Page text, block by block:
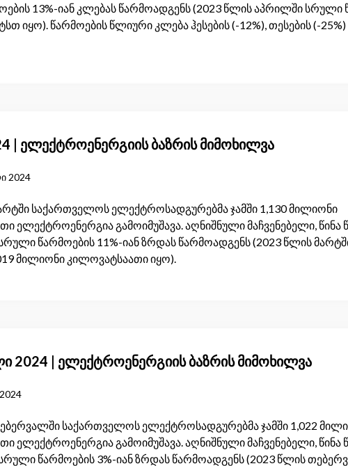
13%-იან კლებას წარმოადგენს (2023 წლის აპრილში სრული
იყო). წარმოების წლიური კლება ჰესების (-12%), თესების (-
| ელექტროენერგიის ბაზრის მიმოხილვა
2024
საქართველოს ელექტროსადგურებმა ჯამში 1,130 მილიონი
ელექტროენერგია გამოიმუშავა. აღნიშნული მაჩვენებელი, წინა
წარმოების 11%-იან ზრდას წარმოადგენს (2023 წლის
მილიონი კილოვატსაათი იყო).
2024 | ელექტროენერგიის ბაზრის მიმოხილვა
საქართველოს ელექტროსადგურებმა ჯამში 1,022
ელექტროენერგია გამოიმუშავა. აღნიშნული მაჩვენებელი, წინა
წარმოების 3%-იან ზრდას წარმოადგენს (2023 წლის